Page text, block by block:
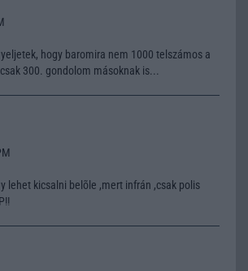
hogy baromira nem 1000 telszámos a
300. gondolom másoknak is...
lehet kicsalni belõle ,mert infrán ,csak polis